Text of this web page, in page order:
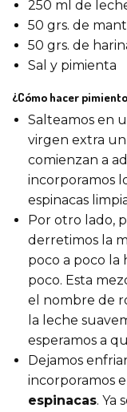
250 ml de
50 grs. de
50 grs. de
Sal y pimienta
¿Cómo hacer
Salteamos en
virgen extra un
comienzan a
incorporamos
espinacas
Por otro lado,
derretimos la
poco a poco la
poco. Esta
el nombre de
la leche
esperamos a
Dejamos
incorporamos el
espinacas. Ya